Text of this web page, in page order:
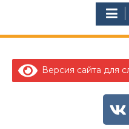
Версия сайта для